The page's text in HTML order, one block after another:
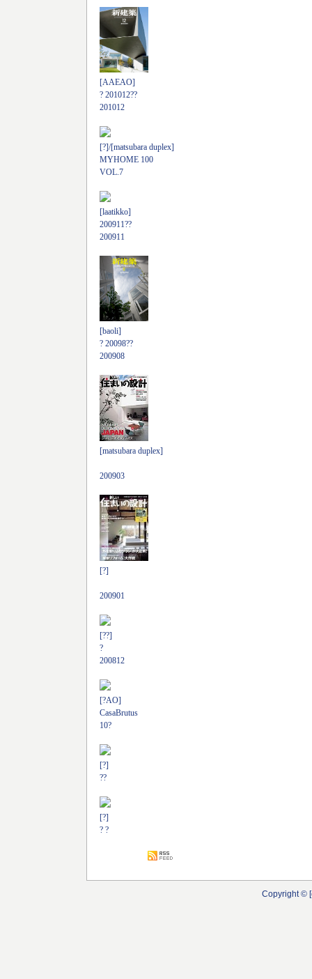
[AAEAO]
? 201012??
201012
[?]/[matsubara duplex]
MYHOME 100
VOL.7
[laatikko]
200911??
200911
[baoli]
? 20098??
200908
[matsubara duplex]
200903
[?]
200901
[??]
?
200812
[?AO]
CasaBrutus
10?
[?]
??
[?]
? ?
Copyright ©